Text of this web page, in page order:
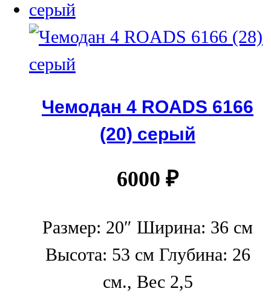
Чемодан 4 ROADS 6166
(20) серый
6000 ₽
Размер: 20″ Ширина: 36 см
Высота: 53 см Глубина: 26
см., Вес 2,5